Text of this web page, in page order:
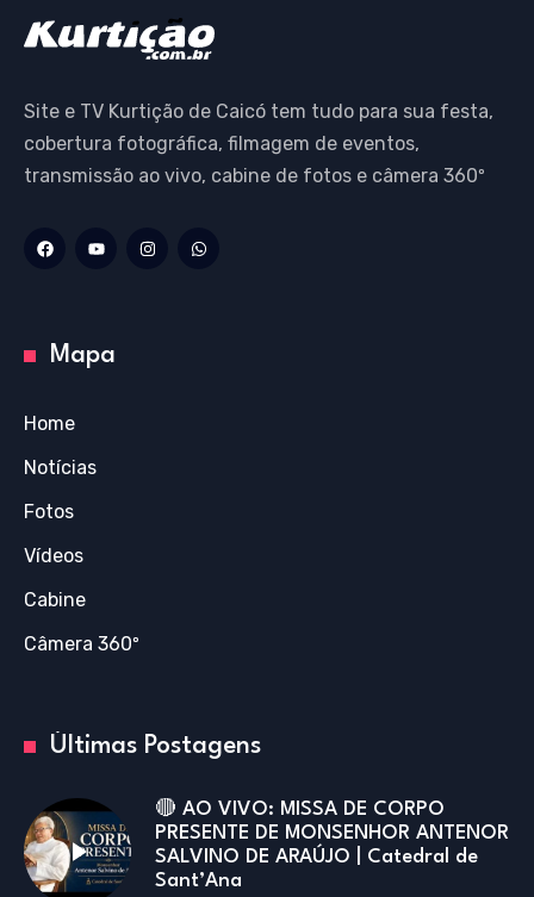
Site e TV Kurtição de Caicó tem tudo para sua festa,
cobertura fotográfica, filmagem de eventos,
transmissão ao vivo, cabine de fotos e câmera 360º
Mapa
Home
Notícias
Fotos
Vídeos
Cabine
Câmera 360º
Últimas Postagens
🔴 AO VIVO: MISSA DE CORPO
PRESENTE DE MONSENHOR ANTENOR
SALVINO DE ARAÚJO | Catedral de
Sant’Ana